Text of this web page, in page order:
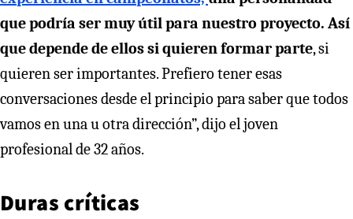
que podría ser muy útil para nuestro proyecto. Así
que depende de ellos si quieren formar parte, si
quieren ser importantes. Prefiero tener esas
conversaciones desde el principio para saber que todos
vamos en una u otra dirección”, dijo el joven
profesional de 32 años.
Duras críticas